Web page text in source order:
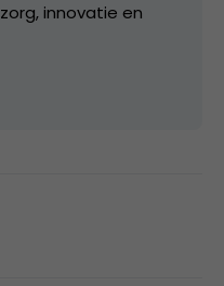
innovatie en